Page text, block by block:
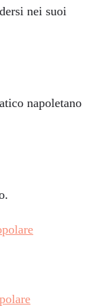
nei suoi
napoletano